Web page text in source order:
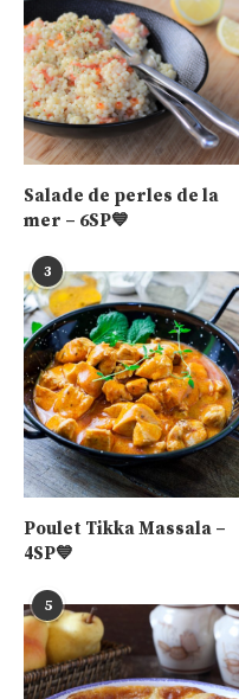
Salade de perles de la
mer – 6SP💙
3
Poulet Tikka Massala –
4SP💙
5